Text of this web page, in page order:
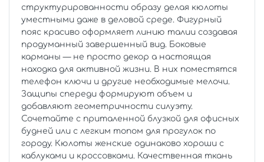
структурированности образу делая кюлоты
уместными даже в деловой среде. Фигурный
пояс красиво оформляет линию талии создавая
продуманный завершенный вид. Боковые
карманы — не просто декор а настоящая
находка для активной жизни. В них поместятся
телефон ключи и другие необходимые мелочи.
Защипы спереди формируют объем и
добавляют геометричности силуэту.
Сочетайте с приталенной блузкой для офисных
будней или с легким топом для прогулок по
городу. Кюлоты женские одинаково хороши с
каблуками и кроссовками. Качественная ткань